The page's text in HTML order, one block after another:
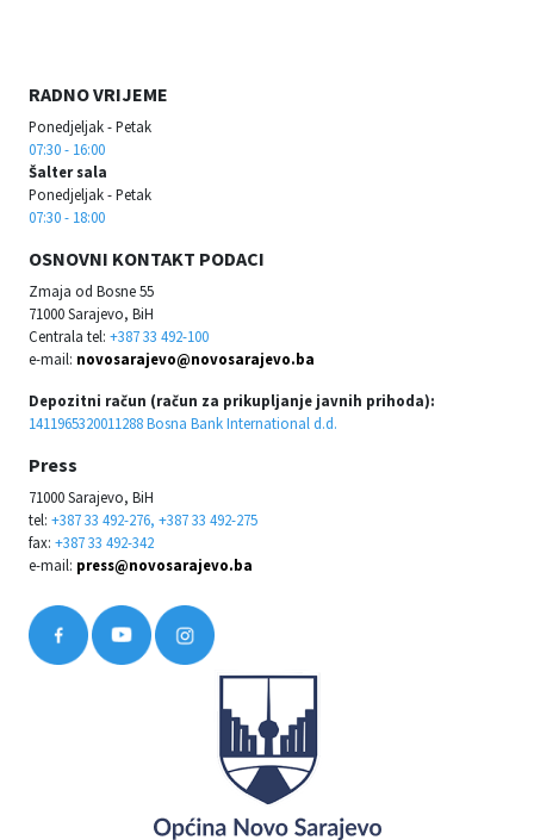
RADNO VRIJEME
Ponedjeljak - Petak
07:30 - 16:00
Šalter sala
Ponedjeljak - Petak
07:30 - 18:00
OSNOVNI KONTAKT PODACI
Zmaja od Bosne 55
71000 Sarajevo, BiH
Centrala tel: +387 33 492-100
e-mail: novosarajevo@novosarajevo.ba
Depozitni račun (račun za prikupljanje javnih prihoda):
1411965320011288 Bosna Bank International d.d.
Press
71000 Sarajevo, BiH
tel: +387 33 492-276, +387 33 492-275
fax: +387 33 492-342
e-mail: press@novosarajevo.ba